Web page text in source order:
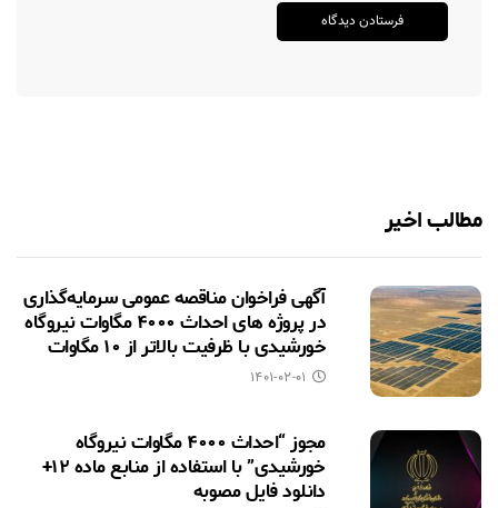
مطالب اخیر
آگهی فراخوان مناقصه عمومی سرمایه‌گذاری
در پروژه های احداث ۴۰۰۰ مگاوات نیروگاه
خورشیدی با ظرفیت بالاتر از ۱۰ مگاوات
۱۴۰۱-۰۲-۰۱
مجوز “احداث ۴۰۰۰ مگاوات نیروگاه
خورشیدی” با استفاده از منابع ماده ۱۲+
دانلود فایل مصوبه